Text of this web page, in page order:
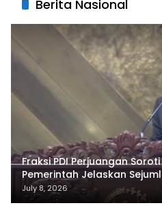
Berita Nasional
Fraksi PDI Perjuangan
Pemerintah Jelaskan
Tercapai
July 8, 2026